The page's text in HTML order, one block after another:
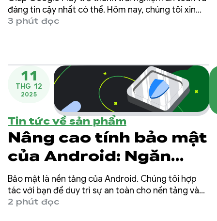
vệ doanh nghiệp bằng
các chính sách mới
đáng tin cậy nhất có thể. Hôm nay, chúng tôi xin
thông báo về một bộ chính sách mới và tính năng
3 phút đọc
11
THG 12
2025
Tin tức về sản phẩm
Nâng cao tính bảo mật
của Android: Ngăn
phần mềm độc hại
theo dõi dữ liệu ứng
dụng của bạn
Bảo mật là nền tảng của Android. Chúng tôi hợp
tác với bạn để duy trì sự an toàn cho nền tảng và
bảo vệ dữ liệu người dùng bằng cách cung cấp các
2 phút đọc